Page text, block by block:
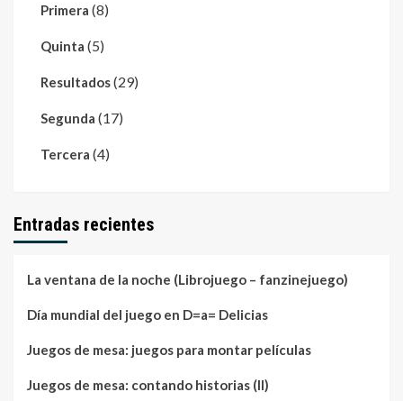
Primera (8)
Quinta (5)
Resultados(29)
Segunda (17)
Tercera (4)
Entradas recientes
La ventana de la noche (Librojuego – fanzinejuego)
Día mundial del juego en D=a= Delicias
Juegos de mesa: juegos para montar películas
Juegos de mesa: contando historias (II)